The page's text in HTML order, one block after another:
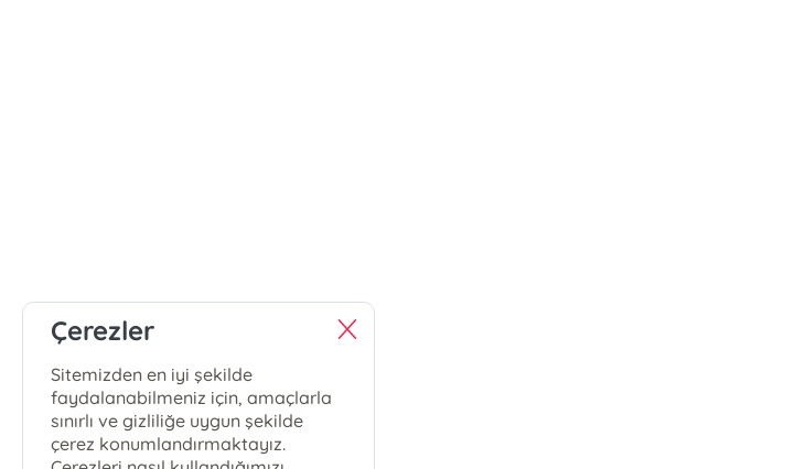
Çerezler
Sitemizden en iyi şekilde
faydalanabilmeniz için, amaçlarla
sınırlı ve gizliliğe uygun şekilde
çerez konumlandırmaktayız.